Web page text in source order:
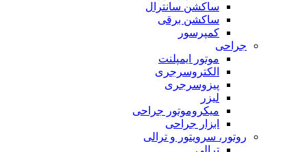
ساکشن سانترال
ساکشن برقی
کمپرسور
جراحی
موتور ایمپلنت
الکتروسرجری
پیزوسرجری
لیزر
میکروموتور جراحی
ابزار جراحی
روتور، سرویتور و ترالی
ترالی